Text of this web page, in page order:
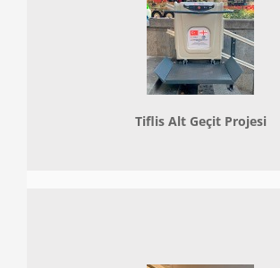
Tiflis Alt Geçit Projesi